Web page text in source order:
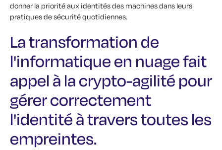
donner la priorité aux identités des machines dans leurs
pratiques de sécurité quotidiennes.
La transformation de
l'informatique en nuage fait
appel à la crypto-agilité pour
gérer correctement
l'identité à travers toutes les
empreintes.